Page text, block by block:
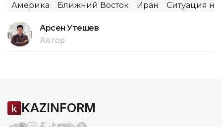
Америка Ближний Восток Иран Ситуация
Арсен Утешев
Автор
KAZINFORM